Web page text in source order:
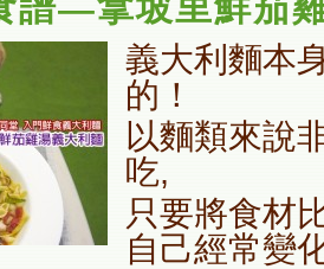
義大利麵本
的！
以麵類來說
吃,
只要將食材
自己經常變